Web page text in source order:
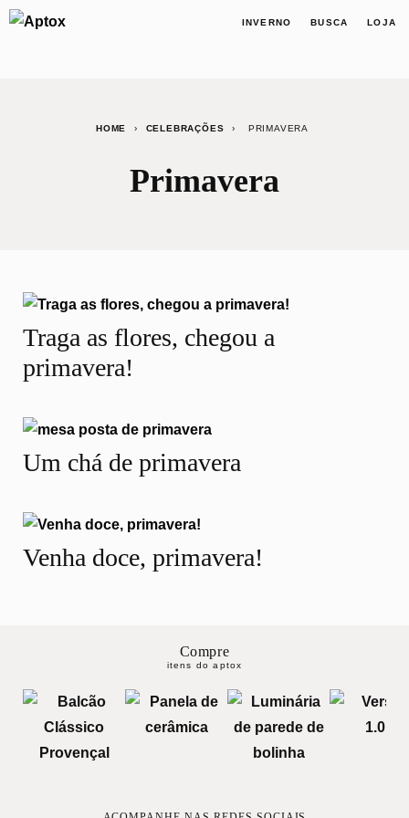
INVERNO BUSCA LOJA
HOME › CELEBRAÇÕES › PRIMAVERA
Primavera
Traga as flores, chegou a
primavera!
Um chá de primavera
Venha doce, primavera!
Compre
itens do aptox